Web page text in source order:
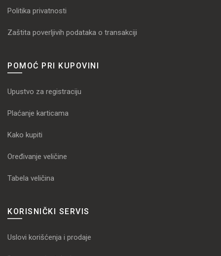
Politika privatnosti
Zaštita poverljivih podataka o transakciji
POMOĆ PRI KUPOVINI
Upustvo za registraciju
Plaćanje karticama
Kako kupiti
Oređivanje veličine
Tabela veličina
KORISNIČKI SERVIS
Uslovi korišćenja i prodaje